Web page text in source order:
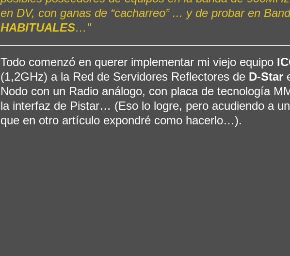
en DV, con ganas de “cacharreo” ... y de probar en
HABITUALES…"
Todo comenzó en querer implementar mi viejo equipo
(1,2GHz) a la Red de Servidores Reflectores de D-Star
Nodo con un Radio análogo, con placa de tecnología
la interfaz de Pistar… (Eso lo logre, pero acudiendo a un
que en otro artículo expondré como hacerlo…).